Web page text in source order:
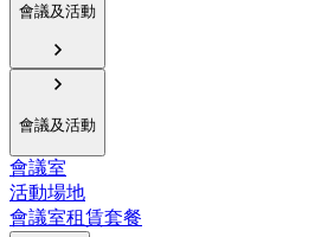
會議及活動
會議及活動
會議室
活動場地
會議室租賃套餐